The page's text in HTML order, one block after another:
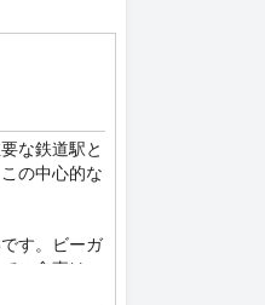
な鉄道駅と
の中心的な
す。ビーガ
の食事は、